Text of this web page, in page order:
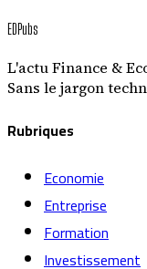
EDPubs
L'actu Finance &
Sans le jargon
Rubriques
Economie
Entreprise
Formation
Investissement